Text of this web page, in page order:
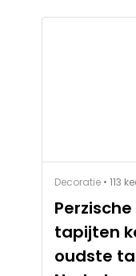
Decoratie • 113
tapijten
oudste